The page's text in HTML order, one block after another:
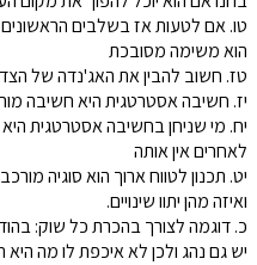
טו. אם לטעות אז בשלבים
הוא משימה מסובכת
טז. חשוב להבין את האג'נדה של
יז. חשיבה אסטרטגית היא חשיבה
יח. מי שניחן בחשיבה אסטרטגית
לאחרים אין אותה
יט. תכנון לטווח ארוך הוא סוגיה
ואיזה מהן יתוו שינויים.
יש גם נהג ולכן לא איכפת לו מה